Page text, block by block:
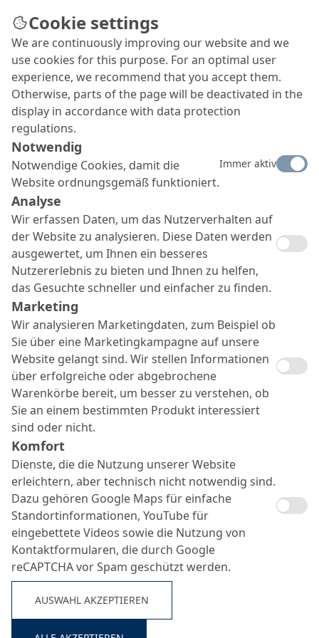
Cookie settings
We are continuously improving our website and we
use cookies for this purpose. For an optimal user
experience, we recommend that you accept them.
Otherwise, parts of the page will be deactivated in the
display in accordance with data protection
regulations.
Notwendig
Notwendige Cookies, damit die
Website ordnungsgemäß funktioniert.
Immer aktiv
Analyse
Wir erfassen Daten, um das Nutzerverhalten auf
der Website zu analysieren. Diese Daten werden
ausgewertet, um Ihnen ein besseres
Nutzererlebnis zu bieten und Ihnen zu helfen,
das Gesuchte schneller und einfacher zu finden.
Marketing
Wir analysieren Marketingdaten, zum Beispiel ob
Sie über eine Marketingkampagne auf unsere
Website gelangt sind. Wir stellen Informationen
über erfolgreiche oder abgebrochene
Warenkörbe bereit, um besser zu verstehen, ob
Sie an einem bestimmten Produkt interessiert
sind oder nicht.
Komfort
Dienste, die die Nutzung unserer Website
erleichtern, aber technisch nicht notwendig sind.
Dazu gehören Google Maps für einfache
Standortinformationen, YouTube für
eingebettete Videos sowie die Nutzung von
Kontaktformularen, die durch Google
reCAPTCHA vor Spam geschützt werden.
AUSWAHL AKZEPTIEREN